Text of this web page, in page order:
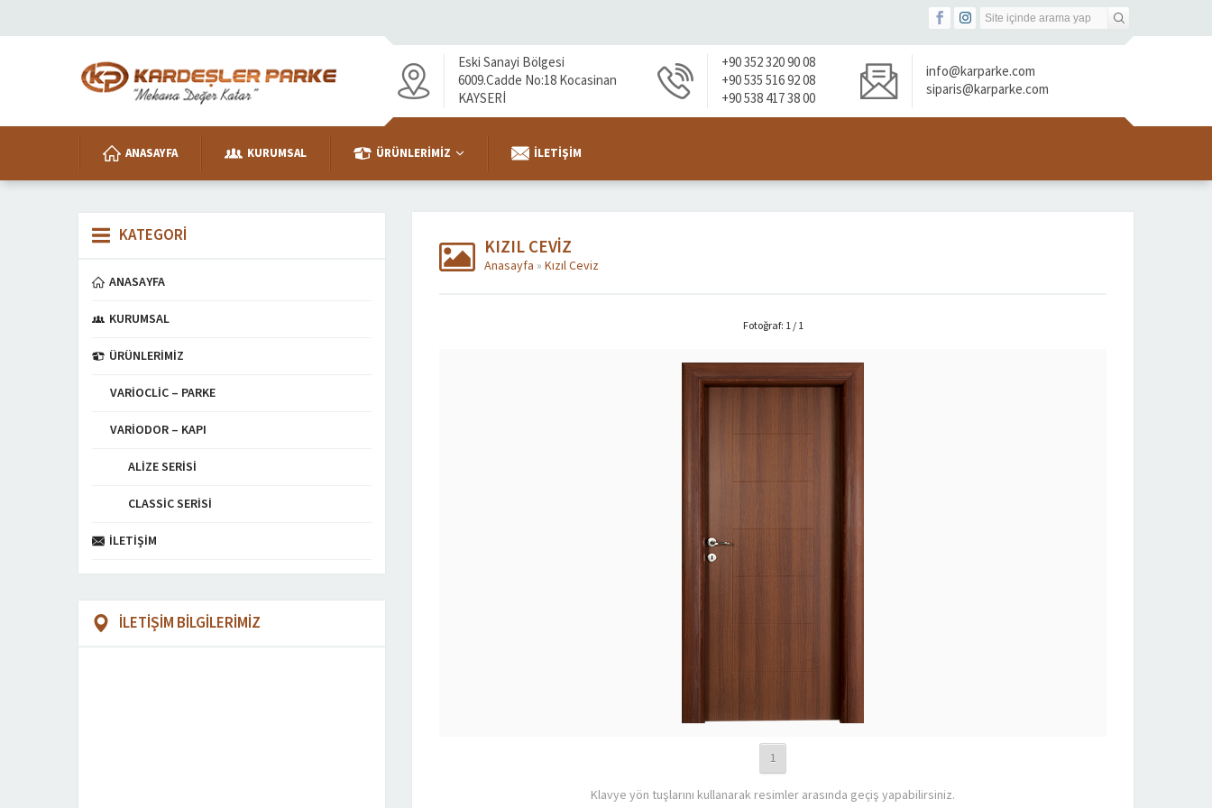
Eski Sanayi Bölgesi
6009.Cadde No:18 Kocasinan
KAYSERİ
+90 352 320 90 08
+90 535 516 92 08
+90 538 417 38 00
info@karparke.com
siparis@karparke.com
ANASAYFA KURUMSAL ÜRÜNLERIMIZ İLETIŞIM
KIZIL CEVIZ
Anasayfa » Kızıl Ceviz
Fotoğraf: 1 / 1
1
Klavye yön tuşlarını kullanarak resimler arasında geçiş yapabilirsiniz.
KATEGORİ
ANASAYFA
KURUMSAL
ÜRÜNLERIMIZ
VARIOCLIC – PARKE
VARIODOR – KAPI
ALIZE SERISI
CLASSIC SERISI
İLETIŞIM
İLETİŞİM BİLGİLERİMİZ